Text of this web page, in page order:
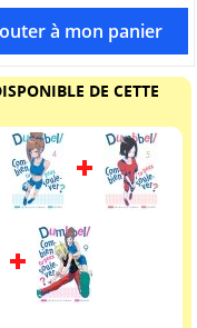
DE CETTE